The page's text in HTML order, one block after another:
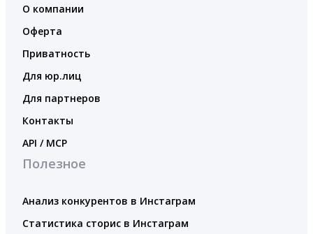
О компании
Оферта
Приватность
Для юр.лиц
Для партнеров
Контакты
API / MCP
Полезное
Анализ конкурентов в Инстаграм
Статистика сторис в Инстаграм